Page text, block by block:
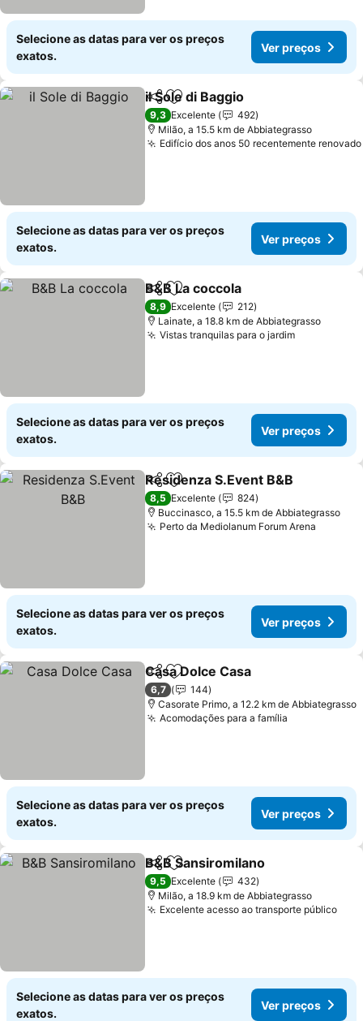
Selecione as datas para ver os preços
exatos.
Ver preços
PartilharAdicionar aos favoritos
il Sole di Baggio
9,3 Excelente
492
Milão, a 15.5 km de Abbiategrasso
Edifício dos anos 50 recentemente renovado
Selecione as datas para ver os preços
exatos.
Ver preços
PartilharAdicionar aos favoritos
B&B La coccola
8,9 Excelente
212
Lainate, a 18.8 km de Abbiategrasso
Vistas tranquilas para o jardimVer preços
Selecione as datas para ver os preços
exatos.
Ver preços
PartilharAdicionar aos favoritos
Residenza S.Event B&B
8,5 Excelente
824
Buccinasco, a 15.5 km de Abbiategrasso
Perto da Mediolanum Forum Arena
Selecione as datas para ver os preços
exatos.
Ver preços
PartilharAdicionar aos favoritos
Casa Dolce Casa
6,7
144
Casorate Primo, a 12.2 km de Abbiategrasso
Acomodações para a família
Selecione as datas para ver os preços
exatos.
Ver preços
PartilharAdicionar aos favoritos
B&B Sansiromilano
9,5 Excelente
432
Milão, a 18.9 km de Abbiategrasso
Excelente acesso ao transporte públicoVer
Selecione as datas para ver os preços
exatos.
Ver preços